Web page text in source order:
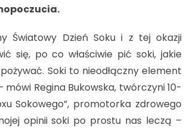
Światowy Dzień Soku i z tej okazji
się, po co właściwie pić soki, jakie
Soki to nieodłączny element
mówi Regina Bukowska, twórczyni 10-
Sokowego”, promotorka zdrowego
opinii soki po prostu nas leczą –